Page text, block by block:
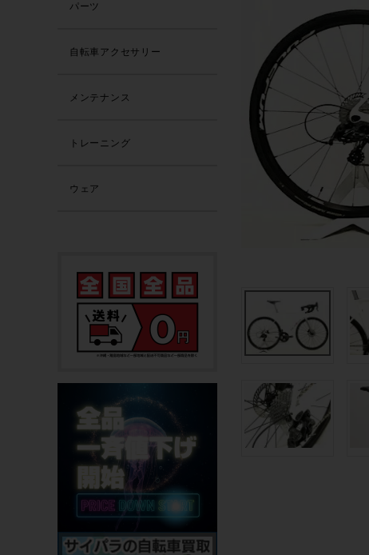
パーツ
自転車アクセサリー
メンテナンス
トレーニング
ウェア